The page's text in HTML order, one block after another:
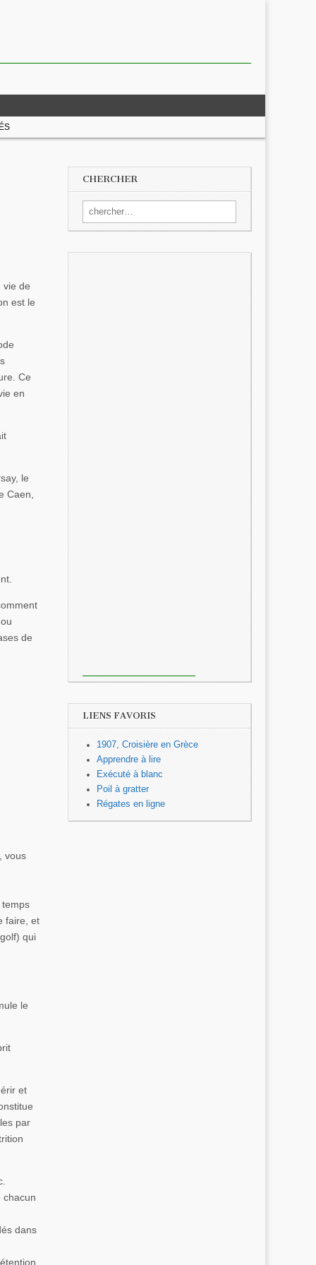
vie de
est le
Ce
en
le
Caen,
de
vous
faire, et
qui
le
et
par
chacun
dans
CHERCHER
Search for:
LIENS FAVORIS
1907, Croisière en Grèce
Apprendre à lire
Exécuté à blanc
Poil à gratter
Régates en ligne